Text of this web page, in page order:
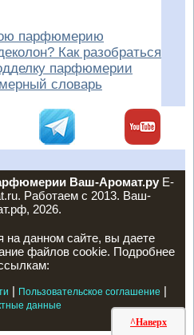
^Наверх
парфюмерию
Как разобраться
парфюмерии
словарь
Ваш-Аромат.руE-
Работаем с 2013. Ваш-
2026.
на данном сайте, вы даете
файлов cookie. Подробнее
| Пользовательское соглашение |
данные